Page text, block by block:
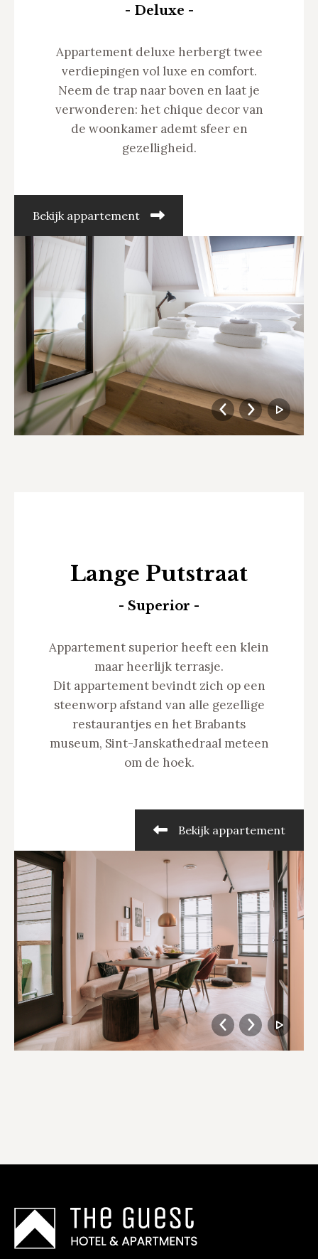
- Deluxe -
Appartement deluxe herbergt twee
verdiepingen vol luxe en comfort.
Neem de trap naar boven en laat je
verwonderen: het chique decor van
de woonkamer ademt sfeer en
gezelligheid.
Bekijk appartement
Lange Putstraat
- Superior -
Appartement superior heeft een klein
maar heerlijk terrasje.
Dit appartement bevindt zich op een
steenworp afstand van alle gezellige
restaurantjes en het Brabants
museum, Sint-Janskathedraal meteen
om de hoek.
Bekijk appartement